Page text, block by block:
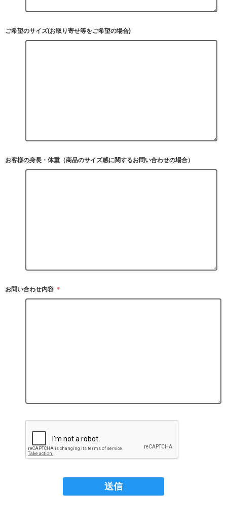
ご希望のサイズ(お取り寄せ等をご希望の場合)
お客様の身長・体重（商品のサイズ感に関するお問い合わせの場合）
お問い合わせ内容 ＊